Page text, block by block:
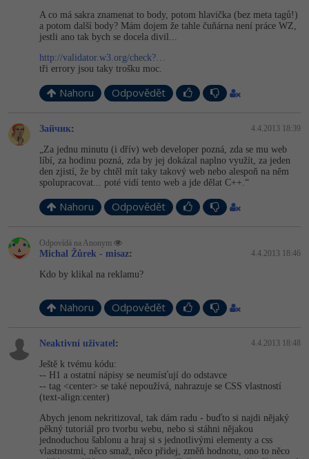
A co má sakra znamenat to body, potom hlavička (bez meta tagů!)
a potom další body? Mám dojem že tahle čuňárna není práce WZ,
jestli ano tak bych se docela divil...
http://validator.w3.org/check?…
tři errory jsou taky trošku moc.
Nahoru Odpovědět
Зайчик: 4.4.2013 18:39
„Za jednu minutu (i dřív) web developer pozná, zda se mu web
líbí, za hodinu pozná, zda by jej dokázal naplno využít, za jeden
den zjistí, že by chtěl mít taky takový web nebo alespoň na něm
spolupracovat... poté vidí tento web a jde dělat C++.“
Nahoru Odpovědět
Odpovídá na Anonym
Michal Žůrek - misaz: 4.4.2013 18:46
Kdo by klikal na reklamu?
Nahoru Odpovědět
Neaktivní uživatel: 4.4.2013 18:48
Ještě k tvému kódu:
-- H1 a ostatní nápisy se neumísťují do odstavce
-- tag <center> se také nepoužívá, nahrazuje se CSS vlastností
(text-align:center)
Abych jenom nekritizoval, tak dám radu - buďto si najdi nějaký
pěkný tutoriál pro tvorbu webu, nebo si stáhni nějakou
jednoduchou šablonu a hraj si s jednotlivými elementy a css
vlastnostmi, něco smaž, něco přidej, změň hodnotu, ono to něco